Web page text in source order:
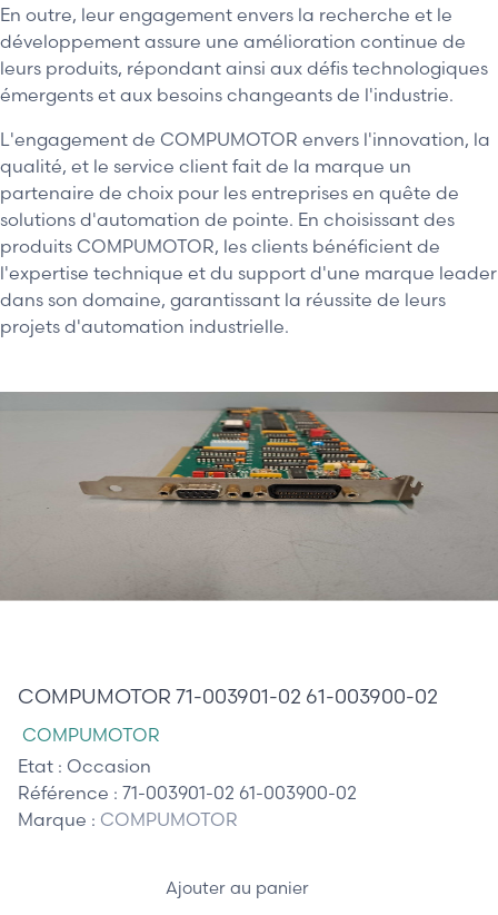
En outre, leur engagement envers la recherche et le
développement assure une amélioration continue de
leurs produits, répondant ainsi aux défis technologiques
émergents et aux besoins changeants de l'industrie.
L'engagement de COMPUMOTOR envers l'innovation, la
qualité, et le service client fait de la marque un
partenaire de choix pour les entreprises en quête de
solutions d'automation de pointe. En choisissant des
produits COMPUMOTOR, les clients bénéficient de
l'expertise technique et du support d'une marque leader
dans son domaine, garantissant la réussite de leurs
projets d'automation industrielle.
COMPUMOTOR 71-003901-02 61-003900-02
COMPUMOTOR
Etat : Occasion
Référence : 71-003901-02 61-003900-02
Marque : COMPUMOTOR
Ajouter au panier